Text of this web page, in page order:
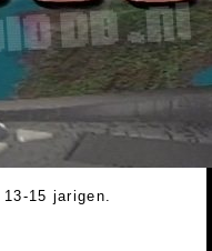
15 jarigen.